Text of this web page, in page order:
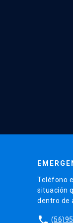
Teléfono
situación
dentro de
phone